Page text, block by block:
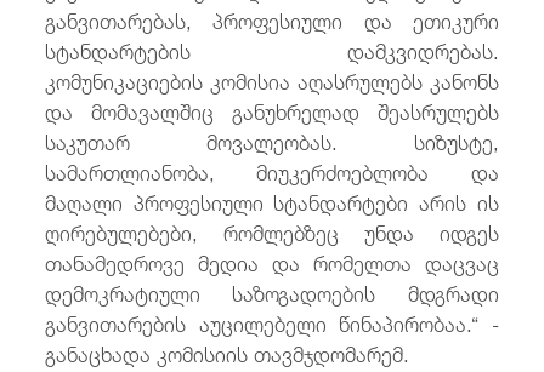
განვითარებას, პროფესიული და ეთიკური
სტანდარტების დამკვიდრებას.
კომუნიკაციების კომისია აღასრულებს კანონს
და მომავალშიც განუხრელად შეასრულებს
საკუთარ მოვალეობას. სიზუსტე,
სამართლიანობა, მიუკერძოებლობა და
მაღალი პროფესიული სტანდარტები არის ის
ღირებულებები, რომლებზეც უნდა იდგეს
თანამედროვე მედია და რომელთა დაცვაც
დემოკრატიული საზოგადოების მდგრადი
განვითარების აუცილებელი წინაპირობაა.“ -
განაცხადა კომისიის თავმჯდომარემ.